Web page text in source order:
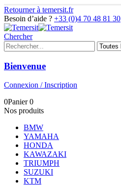
Retourner à temersit.fr
Besoin d’aide ? +33 (0)4 70 48 81 30
Chercher
Bienvenue
Connexion / Inscription
0Panier0
Nos produits
BMW
YAMAHA
HONDA
KAWAZAKI
TRIUMPH
SUZUKI
KTM